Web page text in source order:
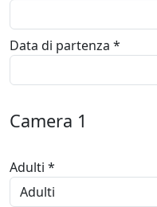
Data di partenza *
Camera 1
Adulti *